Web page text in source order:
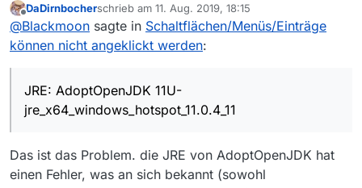
13.3.0 habe ich folgendes Problem:
Ich start MV und sehe nach wenigen Sekunden die
Programmoberfläche. Der Reiter “Filme” ist aktiv
und sehe auch eine lange Liste mit Einträge. Ich
Eintrag auswählen. Das Markieren eines Eintrags in
der Liste ist ebenfalls nicht möglich. Einzig
minimieren, verkleinern oder schließen von MV
Testweise habe ich in meinen Benutzerprofil das
Verzeichnis .mediathek3 unbenannt. Anschließend
MV nochmals gestartet. Bei den
Einrichtungsdialoge kann ich ebenfalls keine
Rahmenbedingungen
MV: 13.3.0 (11.08.2019, 13:53 Uhr)
JRE: AdoptOpenJDK 11U-
jre_x64_windows_hotspot_11.0.4_11
wie ich das Problem eingrenzen bzw. beheben
kann?
Grüße
Offline
DaDirnbocherschrieb am 11. Aug. 2019, 18:15
zuletzt editiert von
@Blackmoon sagte in Schaltflächen/Menüs/Einträge
können nicht angeklickt werden:
JRE: AdoptOpenJDK 11U-
jre_x64_windows_hotspot_11.0.4_11
Das ist das Problem. die JRE von AdoptOpenJDK hat
einen Fehler, was an sich bekannt (sowohl